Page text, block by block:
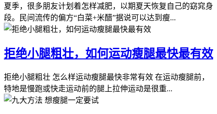
夏季，很多朋友计划着怎样减肥，以期夏天恢复自己的窈窕身
段。民间流传的偏方“白菜+米醋”据说可以达到瘦...
拒绝小腿粗壮，如何运动瘦腿最快最有效
拒绝小腿粗壮 怎么样运动瘦腿最快非常有效 在运动瘦腿前，
特地是慢跑或快走运动前的腿上拉伸运动是很重...